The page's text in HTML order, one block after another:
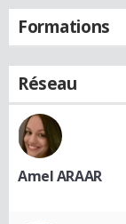
Formations
Réseau
Amel ARAAR